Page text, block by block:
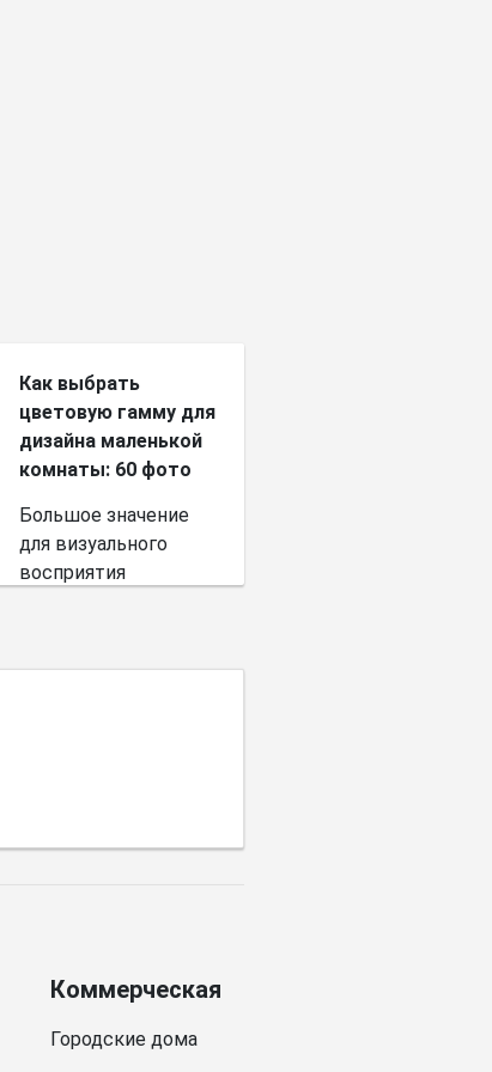
Как выбрать
цветовую гамму для
дизайна маленькой
комнаты: 60 фото
Большое значение
для визуального
восприятия
Коммерческая
Городские дома